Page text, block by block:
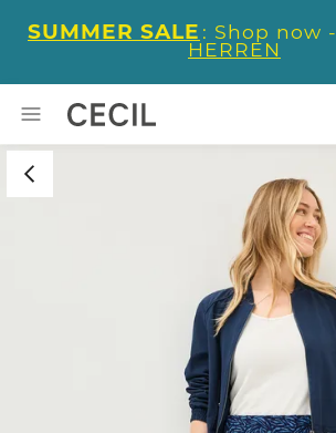
SUMMER SALE : Shop now -
HERREN